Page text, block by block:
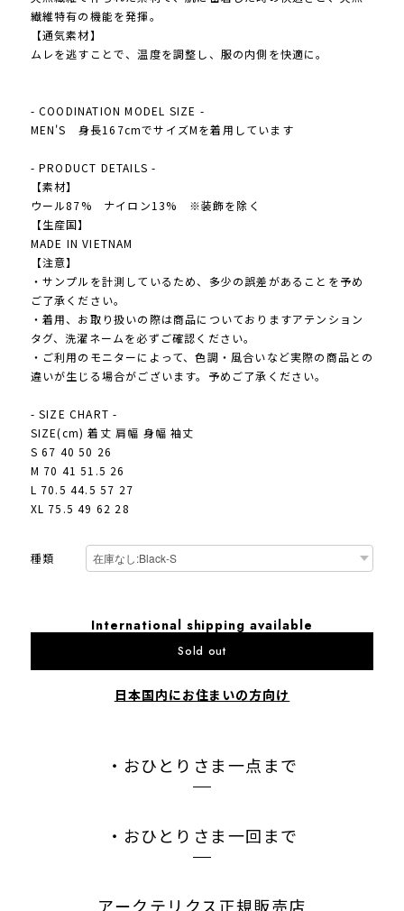
繊維特有の機能を発揮。
【通気素材】
ムレを逃すことで、温度を調整し、服の内側を快適に。
- COODINATION MODEL SIZE -
MEN'S 身長167cmでサイズMを着用しています
- PRODUCT DETAILS -
【素材】
ウール87% ナイロン13% ※装飾を除く
【生産国】
MADE IN VIETNAM
【注意】
・サンプルを計測しているため、多少の誤差があることを予め
ご了承ください。
・着用、お取り扱いの際は商品についておりますアテンション
タグ、洗濯ネームを必ずご確認ください。
・ご利用のモニターによって、色調・風合いなど実際の商品との
違いが生じる場合がございます。予めご了承ください。
- SIZE CHART -
SIZE(cm) 着丈 肩幅 身幅 袖丈
S 67 40 50 26
M 70 41 51.5 26
L 70.5 44.5 57 27
XL 75.5 49 62 28
種類
International shipping available
Sold out
日本国内にお住まいの方向け
・おひとりさま一点まで
・おひとりさま一回まで
アークテリクス正規販売店